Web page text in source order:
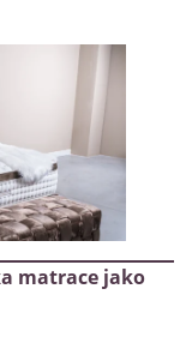
matrace jako